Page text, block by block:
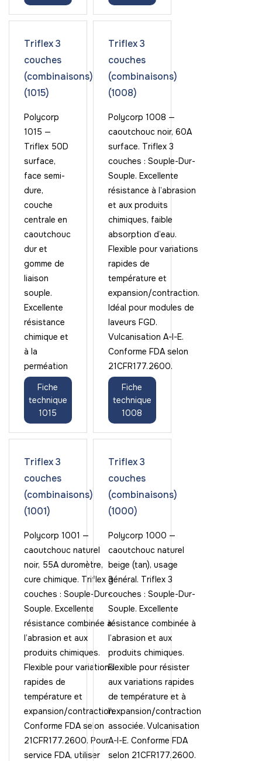
Triflex 3
couches
(combinaisons)
(1015)
Polycorp
1015 —
Triflex 50D
surface,
face semi-
dure,
couche
centrale en
caoutchouc
dur et
gomme de
liaison
souple.
Excellente
résistance
chimique et
à la
perméation
Fiche
technique
1015
Triflex 3
couches
(combinaisons)
(1008)
Polycorp 1008 —
caoutchouc noir, 60A
surface. Triflex 3
couches : Souple-Dur-
Souple. Excellente
résistance à l’abrasion
et aux produits
chimiques, faible
absorption d’eau.
Flexible pour variations
rapides de
température et
expansion/contraction.
Idéal pour modules de
laveurs FGD.
Vulcanisation A-I-E.
Conforme FDA selon
21CFR177.2600.
Fiche
technique
1008
Triflex 3
couches
(combinaisons)
(1001)
Polycorp 1001 —
caoutchouc naturel
noir, 55A duromètre,
cure chimique. Triflex 3
couches : Souple-Dur-
Souple. Excellente
résistance combinée à
l’abrasion et aux
produits chimiques.
Flexible pour variations
rapides de
température et
expansion/contraction.
Conforme FDA selon
21CFR177.2600. Pour
service FDA, utiliser
Triflex 3
couches
(combinaisons)
(1000)
Polycorp 1000 —
caoutchouc naturel
beige (tan), usage
général. Triflex 3
couches : Souple-Dur-
Souple. Excellente
résistance combinée à
l’abrasion et aux
produits chimiques.
Flexible pour résister
aux variations rapides
de température et à
l’expansion/contraction
associée. Vulcanisation
A-I-E. Conforme FDA
selon 21CFR177.2600.